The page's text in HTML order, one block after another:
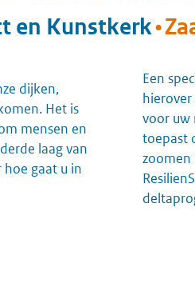
en Kunstkerk
dijken,
Het is
mensen en
laag van
hoe gaat u in
Een
voor uw
toepast
zoomen